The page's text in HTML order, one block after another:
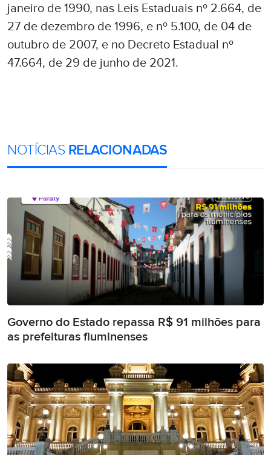
janeiro de 1990, nas Leis Estaduais nº 2.664, de
27 de dezembro de 1996, e nº 5.100, de 04 de
outubro de 2007, e no Decreto Estadual nº
47.664, de 29 de junho de 2021.
NOTÍCIAS RELACIONADAS
Governo do Estado repassa R$ 91 milhões para
as prefeituras fluminenses